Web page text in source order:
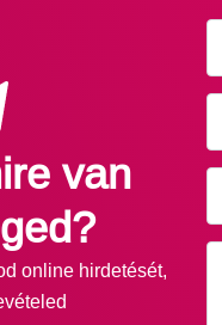
van
online hirdetését,